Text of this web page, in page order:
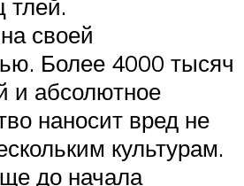
тлей.
своей
Более 4000 тысяч
и абсолютное
наносит вред не
культурам.
до начала